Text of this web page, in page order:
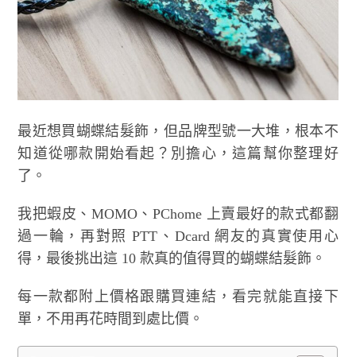
最近想買蝴蝶結髮飾，但品牌型號一大堆，根本不
知道從哪款開始看起？別擔心，這篇幫你整理好
了。
我把蝦皮、MOMO、PChome 上賣最好的款式都翻
過一輪，再對照 PTT、Dcard 網友的真實使用心
得，最後挑出這 10 款真的值得買的蝴蝶結髮飾。
每一款都附上價格跟購買連結，看完就能直接下
單，不用再花時間到處比價。